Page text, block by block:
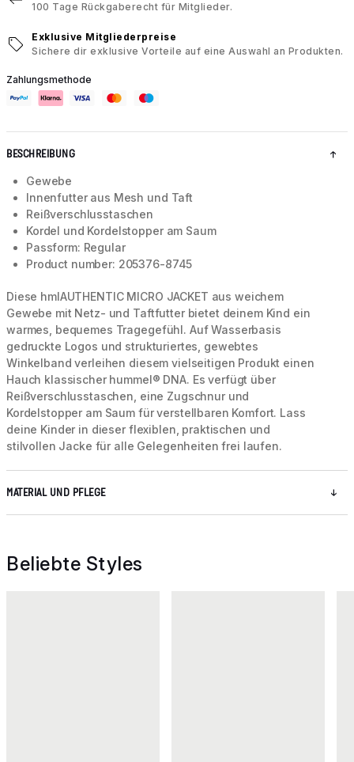
100 Tage Rückgaberecht für Mitglieder.
Exklusive Mitgliederpreise
Sichere dir exklusive Vorteile auf eine Auswahl an Produkten.
Zahlungsmethode
BESCHREIBUNG
Gewebe
Innenfutter aus Mesh und Taft
Reißverschlusstaschen
Kordel und Kordelstopper am Saum
Passform: Regular
Product number: 205376-8745
Diese hmlAUTHENTIC MICRO JACKET aus weichem
Gewebe mit Netz- und Taftfutter bietet deinem Kind ein
warmes, bequemes Tragegefühl. Auf Wasserbasis
gedruckte Logos und strukturiertes, gewebtes
Winkelband verleihen diesem vielseitigen Produkt einen
Hauch klassischer hummel® DNA. Es verfügt über
Reißverschlusstaschen, eine Zugschnur und
Kordelstopper am Saum für verstellbaren Komfort. Lass
deine Kinder in dieser flexiblen, praktischen und
stilvollen Jacke für alle Gelegenheiten frei laufen.
MATERIAL UND PFLEGE
Beliebte Styles